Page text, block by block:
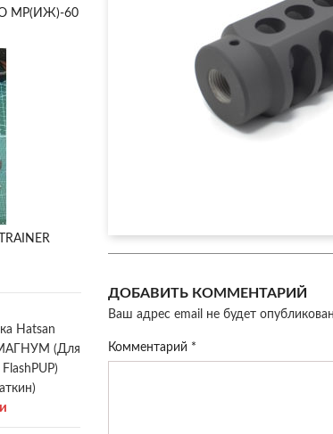
ДОБАВИТЬ КОММЕНТАРИЙ
Ваш адрес email не будет
Комментарий *
МР(ИЖ)-60
Hatsan
(для